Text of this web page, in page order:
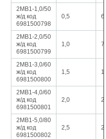
2МВ1-1,0/50
ж/д код
6981500798
0,5
2МВ1-2,0/50
ж/д код
6981500799
1,0
2МВ1-3,0/60
ж/д код
6981500800
1,5
2МВ1-4,0/60
ж/д код
6981500801
2,0
2МВ1-5,0/80
ж/д код
6981500802
2,5